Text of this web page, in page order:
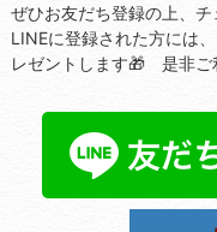
ぜひお友だち登録の上、チ
LINEに登録された方には
レゼントします🎁 是非ご